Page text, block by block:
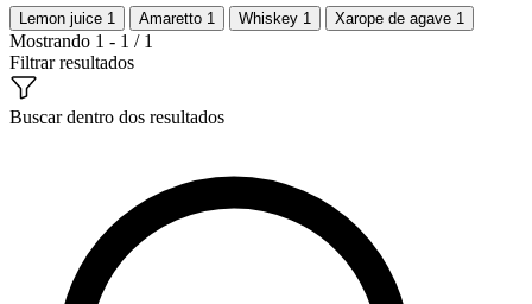
Lemon juice 1 Amaretto 1 Whiskey 1 Xarope de agave 1
Mostrando 1 - 1 / 1
Filtrar resultados
Buscar dentro dos resultados